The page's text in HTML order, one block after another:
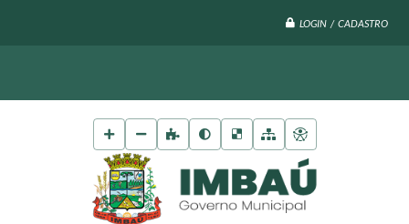
LOGIN / CADASTRO